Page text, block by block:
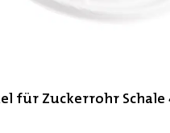
für Zuckerrohr Schale